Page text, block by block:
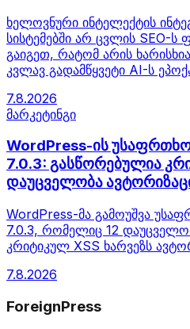
ხელოვნური ინტელექტის
სისტემებში არ ცვლის SEO-ს
გაიგეთ, რატომ არის
კვლავ გადამწყვეტი AI-ს
7.8.2026
მარკეტინგი
WordPress-ის
7.0.3: გასწორებულია
დაუცველობა
WordPress-მა გამოუშვა
7.0.3, რომელიც 12
კრიტიკულ XSS ხარვეზს
7.8.2026
ForeignPress